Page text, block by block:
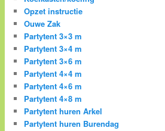
Opzet instructie
Ouwe Zak
Partytent 3×3 m
Partytent 3×4 m
Partytent 3×6 m
Partytent 4×4 m
Partytent 4×6 m
Partytent 4×8 m
Partytent huren Arkel
Partytent huren Burendag